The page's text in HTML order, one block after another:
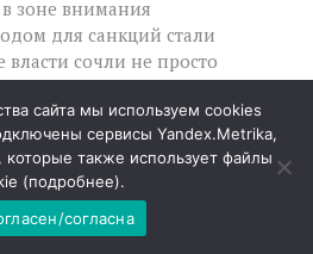
зоне внимания
для санкций стали
сочли не просто
нападками, способными
проекта. В таких случаях суды
за
и оскорбительных
правовая рамка стала
штрафов.
сайта мы используем cookies
сервисы Yandex.Metrika,
также использует файлы
(подробнее).
согласна